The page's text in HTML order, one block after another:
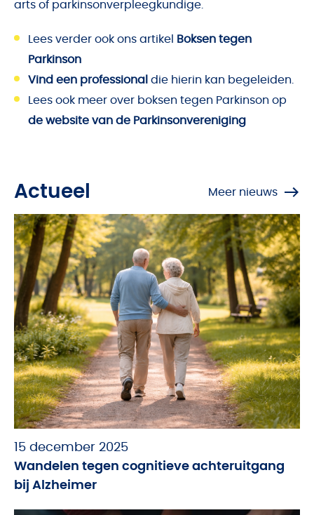
arts of parkinsonverpleegkundige.
Lees verder ook ons artikel Boksen tegen
Parkinson
Vind een professional die hierin kan begeleiden.
Lees ook meer over boksen tegen Parkinson op
de website van de Parkinsonvereniging
Actueel Meer nieuws
15 december 2025
Wandelen tegen cognitieve achteruitgang
bij Alzheimer